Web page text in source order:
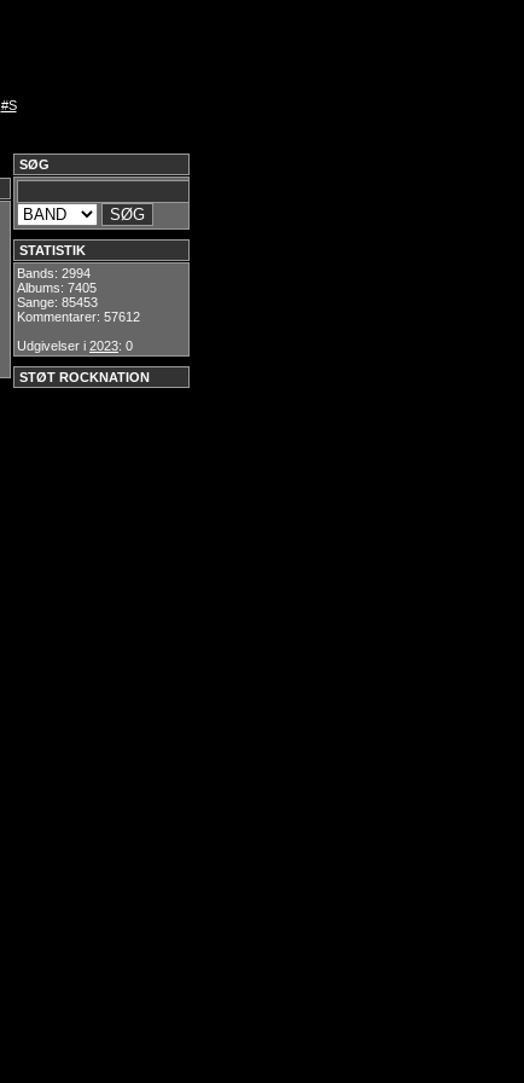
#S
SØG
STATISTIK
Bands: 2994
Albums: 7405
Sange: 85453
Kommentarer: 57612
Udgivelser i 2023: 0
STØT ROCKNATION